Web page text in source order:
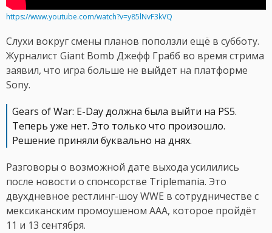
https://www.youtube.com/watch?v=y85lNvF3kVQ
Слухи вокруг смены планов поползли ещё в субботу.
Журналист Giant Bomb Джефф Грабб во время стрима
заявил, что игра больше не выйдет на платформе
Sony.
Gears of War: E-Day должна была выйти на PS5.
Теперь уже нет. Это только что произошло.
Решение приняли буквально на днях.
Разговоры о возможной дате выхода усилились
после новости о спонсорстве Triplemania. Это
двухдневное рестлинг-шоу WWE в сотрудничестве с
мексиканским промоушеном AAA, которое пройдёт
11 и 13 сентября.